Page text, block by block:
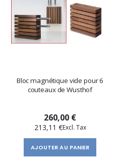
Bloc magnétique vide pour 6
couteaux de Wusthof
260,00 €
213,11 €
AJOUTER AU PANIER